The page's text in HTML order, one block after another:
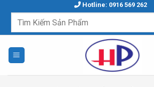
content
Hotline: 0916 569 262
Tìm